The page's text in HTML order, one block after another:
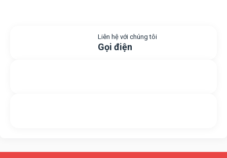
Liên hệ với chúng tôi
Gọi điện